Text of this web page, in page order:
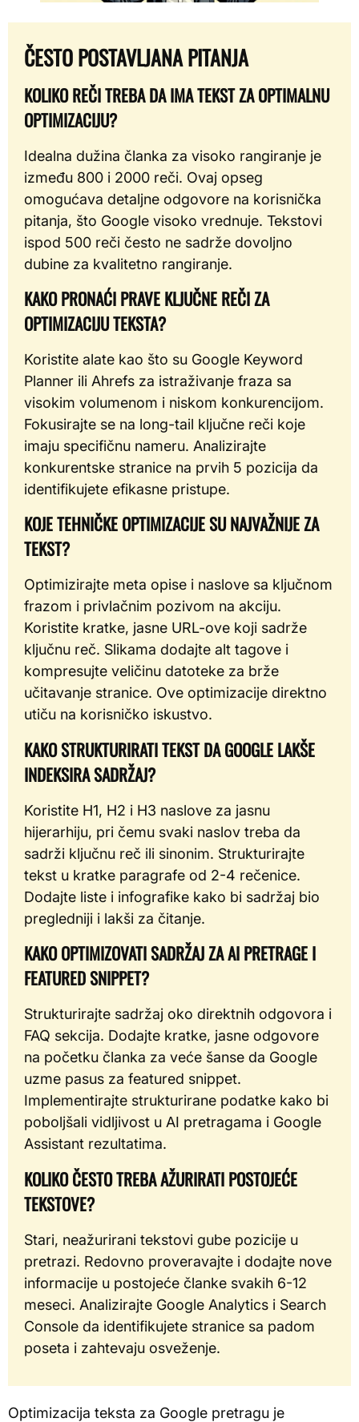
ČESTO POSTAVLJANA PITANJA
KOLIKO REČI TREBA DA IMA TEKST ZA OPTIMALNU
OPTIMIZACIJU?
Idealna dužina članka za visoko rangiranje je
između 800 i 2000 reči. Ovaj opseg
omogućava detaljne odgovore na korisnička
pitanja, što Google visoko vrednuje. Tekstovi
ispod 500 reči često ne sadrže dovoljno
dubine za kvalitetno rangiranje.
KAKO PRONAĆI PRAVE KLJUČNE REČI ZA
OPTIMIZACIJU TEKSTA?
Koristite alate kao što su Google Keyword
Planner ili Ahrefs za istraživanje fraza sa
visokim volumenom i niskom konkurencijom.
Fokusirajte se na long-tail ključne reči koje
imaju specifičnu nameru. Analizirajte
konkurentske stranice na prvih 5 pozicija da
identifikujete efikasne pristupe.
KOJE TEHNIČKE OPTIMIZACIJE SU NAJVAŽNIJE ZA
TEKST?
Optimizirajte meta opise i naslove sa ključnom
frazom i privlačnim pozivom na akciju.
Koristite kratke, jasne URL-ove koji sadrže
ključnu reč. Slikama dodajte alt tagove i
kompresujte veličinu datoteke za brže
učitavanje stranice. Ove optimizacije direktno
utiču na korisničko iskustvo.
KAKO STRUKTURIRATI TEKST DA GOOGLE LAKŠE
INDEKSIRA SADRŽAJ?
Koristite H1, H2 i H3 naslove za jasnu
hijerarhiju, pri čemu svaki naslov treba da
sadrži ključnu reč ili sinonim. Strukturirajte
tekst u kratke paragrafe od 2-4 rečenice.
Dodajte liste i infografike kako bi sadržaj bio
pregledniji i lakši za čitanje.
KAKO OPTIMIZOVATI SADRŽAJ ZA AI PRETRAGE I
FEATURED SNIPPET?
Strukturirajte sadržaj oko direktnih odgovora i
FAQ sekcija. Dodajte kratke, jasne odgovore
na početku članka za veće šanse da Google
uzme pasus za featured snippet.
Implementirajte strukturirane podatke kako bi
poboljšali vidljivost u AI pretragama i Google
Assistant rezultatima.
KOLIKO ČESTO TREBA AŽURIRATI POSTOJEĆE
TEKSTOVE?
Stari, neažurirani tekstovi gube pozicije u
pretrazi. Redovno proveravajte i dodajte nove
informacije u postojeće članke svakih 6-12
meseci. Analizirajte Google Analytics i Search
Console da identifikujete stranice sa padom
poseta i zahtevaju osveženje.
Optimizacija teksta za Google pretragu je